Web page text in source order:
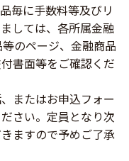
毎に手数料等及びリ
しては、各所属金融
のページ、金融商品
書面等をご確認くだ
またはお申込フォー
さい。定員となり次
ますので予めご了承